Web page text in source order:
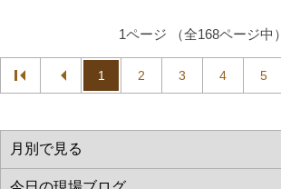
1ページ （全168ページ中）
1 2 3 4 5